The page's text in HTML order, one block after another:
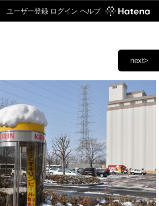
ユーザー登録 ログイン ヘルプ
next>